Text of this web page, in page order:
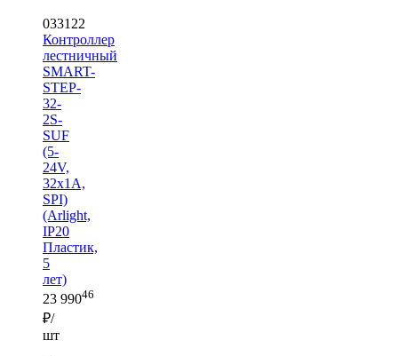
033122
Контроллер
лестничный
SMART-
STEP-
32-
2S-
SUF
(5-
24V,
32x1A,
SPI)
(Arlight,
IP20
Пластик,
5
лет)
23 99046
₽/
шт